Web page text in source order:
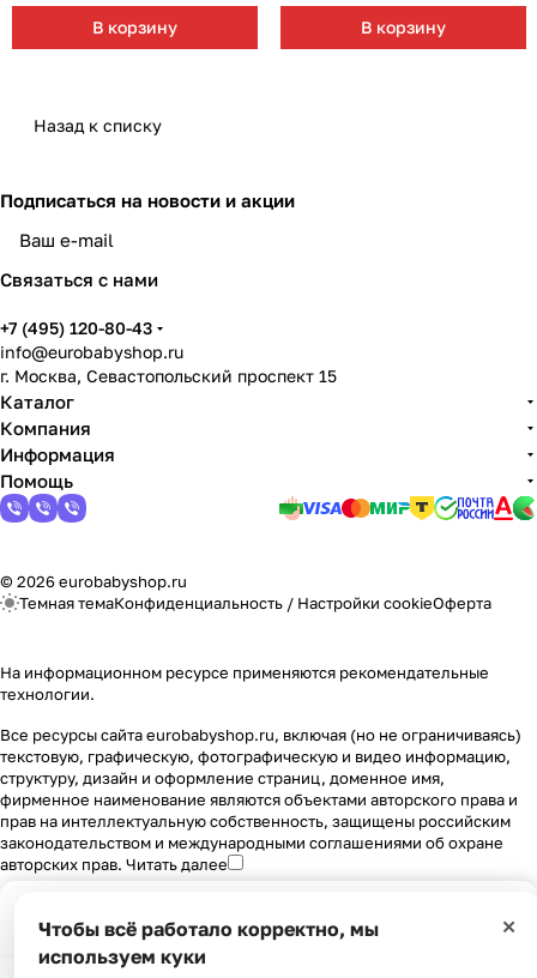
В корзину В корзину
Назад к списку
Подписаться на новости и акции
Связаться с нами
+7 (495) 120-80-43
info@eurobabyshop.ru
г. Москва, Севастопольский проспект 15
Каталог
Компания
Информация
Помощь
© 2026 eurobabyshop.ru
Темная темаКонфиденциальность / Настройки cookieОферта
На информационном ресурсе применяются рекомендательные
технологии.
Все ресурсы сайта eurobabyshop.ru, включая (но не ограничиваясь)
текстовую, графическую, фотографическую и видео информацию,
структуру, дизайн и оформление страниц, доменное имя,
фирменное наименование являются объектами авторского права и
прав на интеллектуальную собственность, защищены российским
законодательством и международными соглашениями об охране
авторских прав. Читать далее
×
Чтобы всё работало корректно, мы
используем куки
Главная Каталог Корзина Избранные Сравнение